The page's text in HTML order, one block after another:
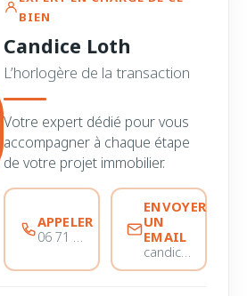
BIEN
Candice Loth
L’horlogère de la transaction
Votre expert dédié pour vous
accompagner à chaque étape
de votre projet immobilier.
APPELER
06 71 73 67 50
ENVOYER
UN
EMAIL
candice@immobiliere-pujol.fr